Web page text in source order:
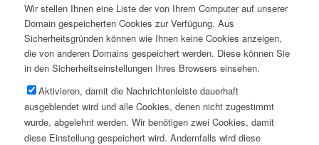
Wir stellen Ihnen eine Liste der von Ihrem Computer auf unserer
Domain gespeicherten Cookies zur Verfügung. Aus
Sicherheitsgründen können wie Ihnen keine Cookies anzeigen,
die von anderen Domains gespeichert werden. Diese können Sie
in den Sicherheitseinstellungen Ihres Browsers einsehen.
Aktivieren, damit die Nachrichtenleiste dauerhaft
ausgeblendet wird und alle Cookies, denen nicht zugestimmt
wurde, abgelehnt werden. Wir benötigen zwei Cookies, damit
diese Einstellung gespeichert wird. Andernfalls wird diese